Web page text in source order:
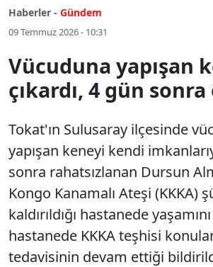
Haberler - Gündem
09 Temmuz 2026 - 10:31
Vücuduna yapışan
çıkardı, 4 gün
Tokat'ın Sulusaray ilçesinde
yapışan keneyi kendi
sonra rahatsızlanan Dursun
Kongo Kanamalı Ateşi (KKKA)
kaldırıldığı hastanede
hastanede KKKA teşhisi
tedavisinin devam ettiği